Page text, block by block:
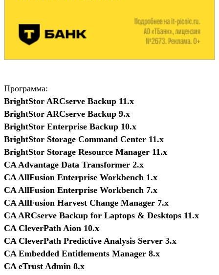
Программа:
BrightStor ARCserve Backup 11.x
BrightStor ARCserve Backup 9.x
BrightStor Enterprise Backup 10.x
BrightStor Storage Command Center 11.x
BrightStor Storage Resource Manager 11.x
CA Advantage Data Transformer 2.x
CA AllFusion Enterprise Workbench 1.x
CA AllFusion Enterprise Workbench 7.x
CA AllFusion Harvest Change Manager 7.x
CA ARCserve Backup for Laptops & Desktops 11.x
CA CleverPath Aion 10.x
CA CleverPath Predictive Analysis Server 3.x
CA Embedded Entitlements Manager 8.x
CA eTrust Admin 8.x